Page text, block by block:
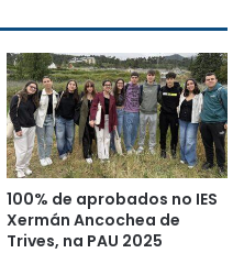
100% de aprobados no IES
Xermán Ancochea de
Trives, na PAU 2025